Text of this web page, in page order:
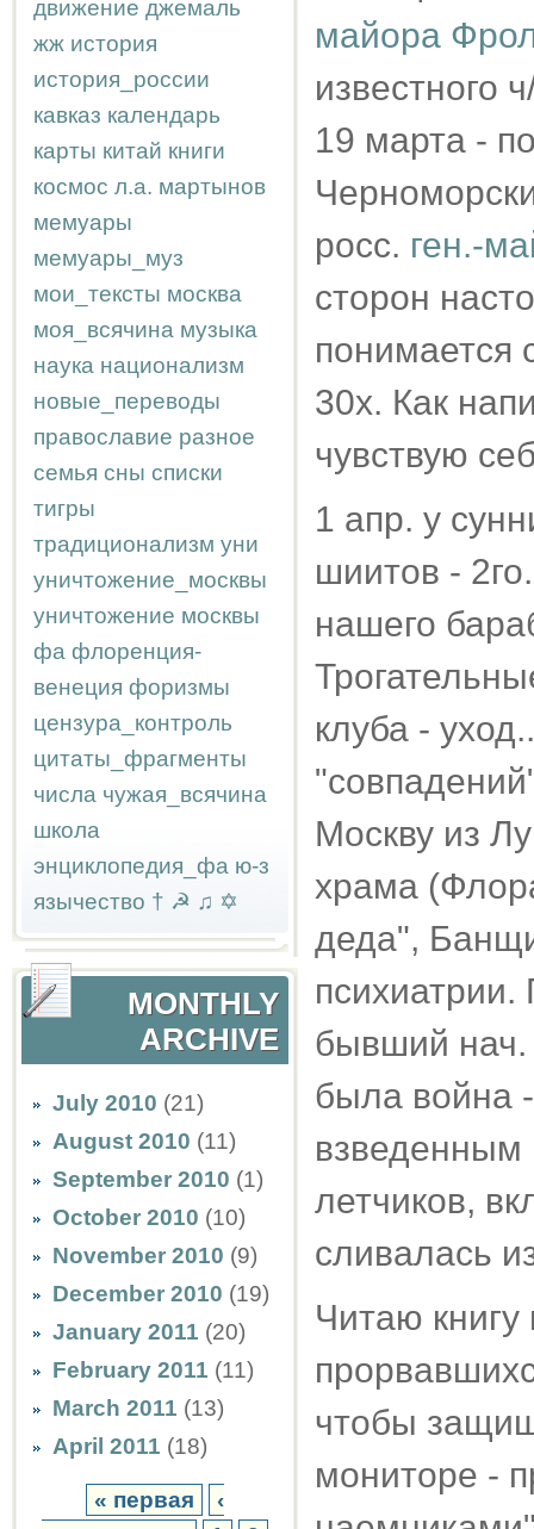
движение джемаль
жж история
история_россии
кавказ календарь
карты китай книги
космос л.а. мартынов
мемуары
мемуары_муз
мои_тексты москва
моя_всячина музыка
наука национализм
новые_переводы
православие разное
семья сны списки
тигры
традиционализм уни
уничтожение_москвы
уничтожение москвы
фа флоренция-
венеция форизмы
цензура_контроль
цитаты_фрагменты
числа чужая_всячина
школа
энциклопедия_фа ю-з
язычество † ☭ ♫ ✡
MONTHLY
ARCHIVE
July 2010 (21)
August 2010 (11)
September 2010 (1)
October 2010 (10)
November 2010 (9)
December 2010 (19)
January 2011 (20)
February 2011 (11)
March 2011 (13)
April 2011 (18)
« первая
‹
майора
известного
19 марта -
росс. ген.-
сторон
понимается
30х. Как
чувствую
1 апр. у
шиитов -
нашего
клуба -
Москву из
храма
деда",
психиатрии.
бывший нач.
была война
взведенным
летчиков,
сливалась
Читаю
чтобы
мониторе -